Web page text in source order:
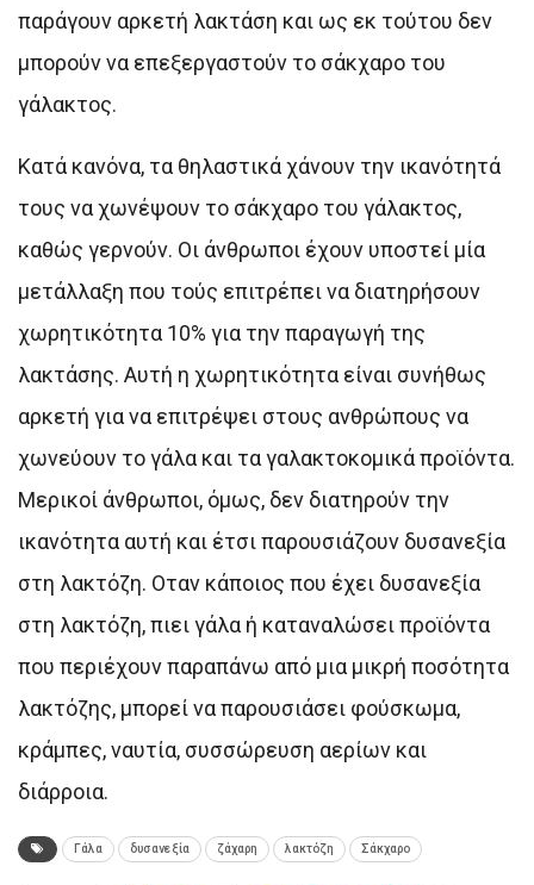
παράγουν αρκετή λακτάση και ως εκ τούτου δεν
μπορούν να επεξεργαστούν το σάκχαρο του
γάλακτος.
Κατά κανόνα, τα θηλαστικά χάνουν την ικανότητά
τους να χωνέψουν το σάκχαρο του γάλακτος,
καθώς γερνούν. Οι άνθρωποι έχουν υποστεί μία
μετάλλαξη που τούς επιτρέπει να διατηρήσουν
χωρητικότητα 10% για την παραγωγή της
λακτάσης. Αυτή η χωρητικότητα είναι συνήθως
αρκετή για να επιτρέψει στους ανθρώπους να
χωνεύουν το γάλα και τα γαλακτοκομικά προϊόντα.
Μερικοί άνθρωποι, όμως, δεν διατηρούν την
ικανότητα αυτή και έτσι παρουσιάζουν δυσανεξία
στη λακτόζη. Οταν κάποιος που έχει δυσανεξία
στη λακτόζη, πιει γάλα ή καταναλώσει προϊόντα
που περιέχουν παραπάνω από μια μικρή ποσότητα
λακτόζης, μπορεί να παρουσιάσει φούσκωμα,
κράμπες, ναυτία, συσσώρευση αερίων και
διάρροια.
Γάλα δυσανεξία ζάχαρη λακτόζη Σάκχαρο